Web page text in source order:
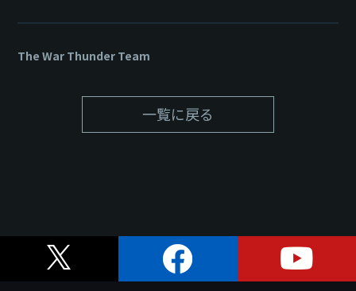
The War Thunder Team
一覧に戻る